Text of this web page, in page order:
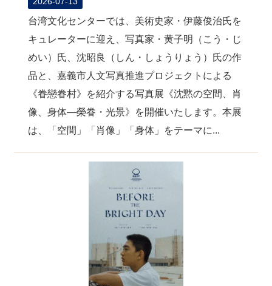
台湾文化センターでは、美術史家・伊藤俊治氏を
キュレーターに迎え、写真家・黄子明（こう・じ
めい）氏、沈昭良（しん・しょうりょう）氏の作
品と、嘉義市人文写真推進プロジェクトによる
《眷戀眷村》を紹介する写真展《沈黙の空間、肖
像、身体―榮眷・光景》を開催いたします。本展
は、「空間」「肖像」「身体」をテーマに...